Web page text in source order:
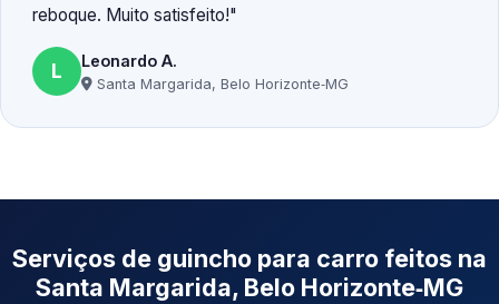
reboque. Muito satisfeito!
L Leonardo A.
Santa Margarida, Belo Horizonte‑MG
Serviços de guincho para carro feitos na
Santa Margarida, Belo Horizonte‑MG